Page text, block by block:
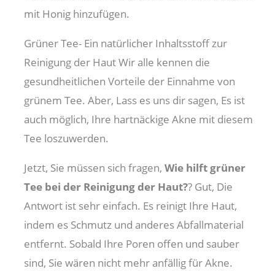
mit Honig hinzufügen.
Grüner Tee- Ein natürlicher Inhaltsstoff zur
Reinigung der Haut Wir alle kennen die
gesundheitlichen Vorteile der Einnahme von
grünem Tee. Aber, Lass es uns dir sagen, Es ist
auch möglich, Ihre hartnäckige Akne mit diesem
Tee loszuwerden.
Jetzt, Sie müssen sich fragen,Wie hilft grüner
Tee bei der Reinigung der Haut?? Gut, Die
Antwort ist sehr einfach. Es reinigt Ihre Haut,
indem es Schmutz und anderes Abfallmaterial
entfernt. Sobald Ihre Poren offen und sauber
sind, Sie wären nicht mehr anfällig für Akne.